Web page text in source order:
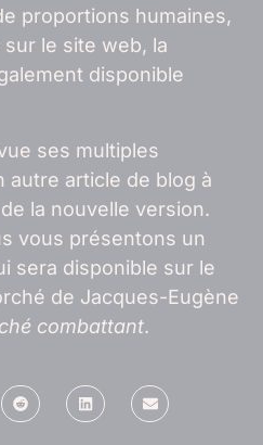
proportions humaines,
le site web, la
disponible
ses multiples
autre article de blog à
la nouvelle version.
vous présentons un
sera disponible sur le
de Jacques-Eugène
combattant.